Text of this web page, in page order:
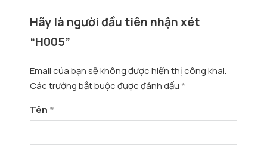
Hãy là người đầu tiên nhận xét
“H005”
Email của bạn sẽ không được hiển thị công khai.
Các trường bắt buộc được đánh dấu *
Tên *